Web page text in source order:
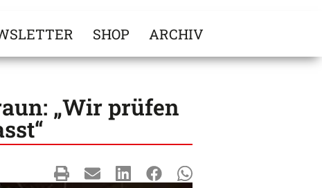
SHOP ARCHIV
„Wir prüfen